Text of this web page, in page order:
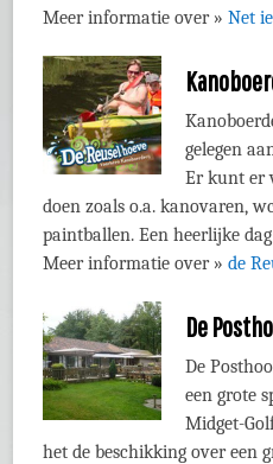
Meer informatie over »Net
gelegen
Er kunt er
doen zoals o.a. kanovaren,
paintballen. Een heerlijke
Meer informatie over »de
De
De
een grote
Midget-
het de beschikking over een